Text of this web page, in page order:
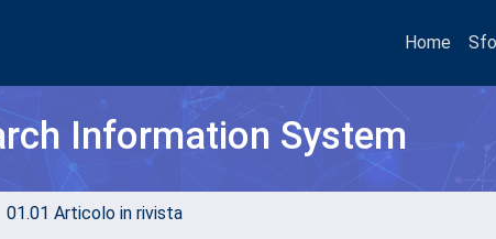
Home
Information System
01.01 Articolo in rivista